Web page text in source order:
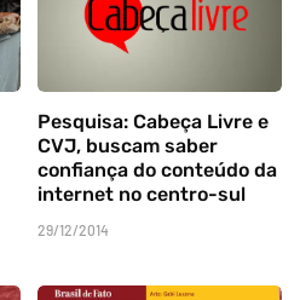
Pesquisa: Cabeça Livre e
CVJ, buscam saber
confiança do conteúdo da
internet no centro-sul
29/12/2014